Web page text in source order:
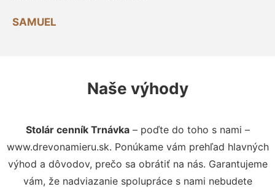
SAMUEL
Naše výhody
Stolár cenník Trnávka– poďte do toho s nami –
www.drevonamieru.sk. Ponúkame vám prehľad hlavných
výhod a dôvodov, prečo sa obrátiť na nás. Garantujeme
vám, že nadviazanie spolupráce s nami nebudete